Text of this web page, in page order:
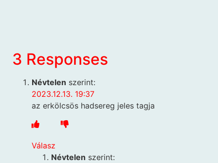
3 Responses
Névtelen szerint:
2023.12.13. 19:37
az erkölcsös hadsereg jeles tagja
Válasz
Névtelen szerint: